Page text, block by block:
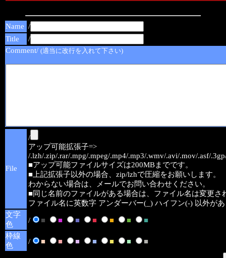
Name /
Title
/
Comment/ (適当に改行を入れて下さい)
File
/
アップ可能拡張子=>
/.lzh/.zip/.rar/.mpg/.mpeg/.mp4/.mp3/.wmv/.avi/.mov/.asf/
■アップ可能ファイルサイズは200MBまでです。
■上記拡張子以外の場合、zip/lzhで圧縮をお願いします。
わからない場合は、メールでお問い合わせください。
■同じ名前のファイルがある場合は、ファイル名は変更さ
ファイル名に英数字 アンダーバー(_) ハイフン(-) 以外が
文字
色
/ ■ ■ ■ ■ ■ ■
■
枠線
色
/ ■ ■ ■ ■ ■ ■ ■